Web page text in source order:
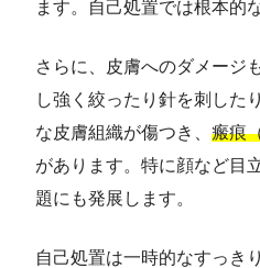
ます。自己処置では根本的
さらに、皮膚へのダメージ
し強く絞ったり針を刺した
な皮膚組織が傷つき、 瘢痕
があります。特に顔など目
題にも発展します。
自己処置は一時的なすっき